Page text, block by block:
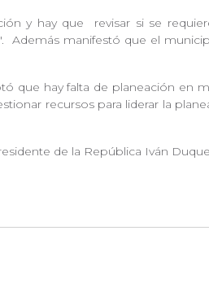
y hay que
revisar si se
Además manifestó que el
que hay falta de planeación en
recursos para liderar la
de la República Iván